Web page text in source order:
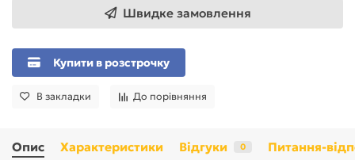
Швидке замовлення
Купити в розстрочку
В закладки До порівняння
Опис Характеристики Відгуки 0 Питання-